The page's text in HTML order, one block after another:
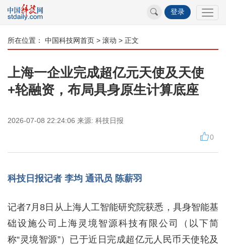
登录
所在位置： 中国科技网首页 > 滚动 > 正文
上海一企业完成超亿元天使及天使
+轮融资，布局具身原生计算底座
2026-07-08 22:24:06 来源: 科技日报
0
科技日报记者 李均 通讯员 陈薪羽
记者7月8日从上海人工智能研究院获悉，具身智能基
础设施公司上海灵境智源科技有限公司（以下简
称“灵境智源”）已于近日完成超亿元人民币天使轮及